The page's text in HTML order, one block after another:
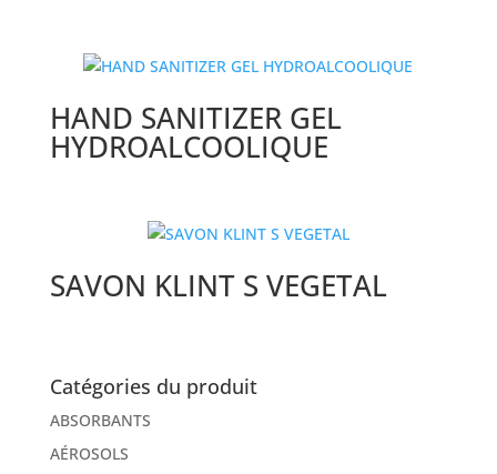
HAND SANITIZER GEL
HYDROALCOOLIQUE
SAVON KLINT S VEGETAL
Catégories du produit
ABSORBANTS
AÉROSOLS